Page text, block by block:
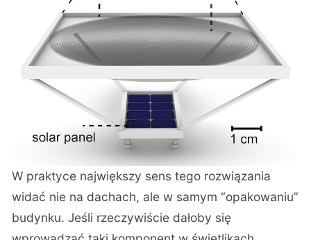
W praktyce największy sens tego rozwiązania
widać nie na dachach, ale w samym “opakowaniu”
budynku. Jeśli rzeczywiście dałoby się